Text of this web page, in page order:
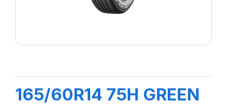
165/60R14 75H GREEN